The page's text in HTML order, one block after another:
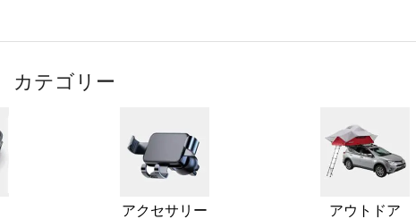
カテゴリー
アクセサリー アウトドア